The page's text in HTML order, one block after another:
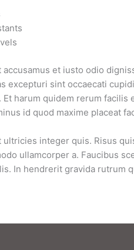
accusamus et iusto odio
excepturi sint occaecati
Et harum quidem rerum
id quod maxime placeat
ultricies integer quis. Risus
ullamcorper a. Faucibus
In hendrerit gravida rutrum